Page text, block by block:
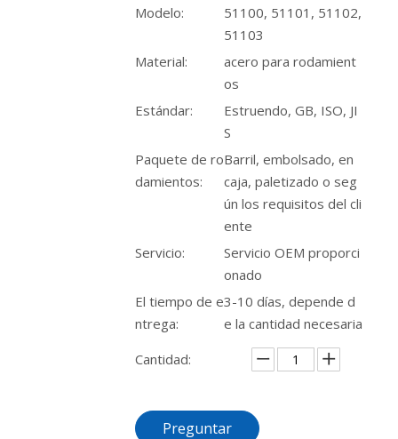
Modelo:
51100, 51101, 51102,
51103
Material:
acero para rodamient
os
Estándar:
Estruendo, GB, ISO, JI
S
Paquete de ro
damientos:
Barril, embolsado, en
caja, paletizado o seg
ún los requisitos del cli
ente
Servicio:
Servicio OEM proporci
onado
El tiempo de e
ntrega:
3-10 días, depende d
e la cantidad necesaria
Cantidad:
Preguntar